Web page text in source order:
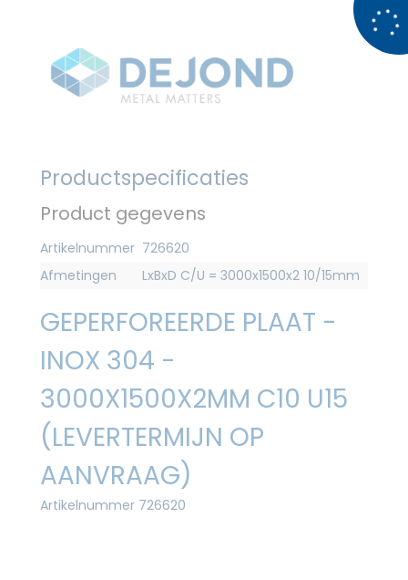
Productspecificaties
Product gegevens
Artikelnummer 726620
Afmetingen
LxBxD C/U = 3000x1500x2 10/15mm
GEPERFOREERDE PLAAT -
INOX 304 -
3000X1500X2MM C10 U15
(LEVERTERMIJN OP
AANVRAAG)
Artikelnummer 726620